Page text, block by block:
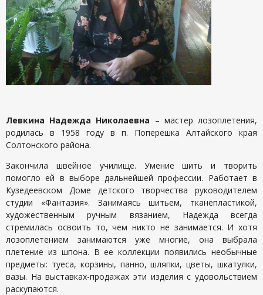
Левкина Надежда Николаевна – мастер лозоплетения,
родилась в 1958 году в п. Поперешка Алтайского края
Солтонского района.
Закончила швейное училище. Умение шить и творить
помогло ей в выборе дальнейшей профессии. Работает в
Кузедеевском Доме детского творчества руководителем
студии «Фантазия». Занимаясь шитьем, тканепластикой,
художественным ручным вязанием, Надежда всегда
стремилась освоить то, чем никто не занимается. И хотя
лозоплетением занимаются уже многие, она выбрала
плетение из шпона. В ее коллекции появились необычные
предметы: туеса, корзины, панно, шляпки, цветы, шкатулки,
вазы. На выставках-продажах эти изделия с удовольствием
раскупаются.